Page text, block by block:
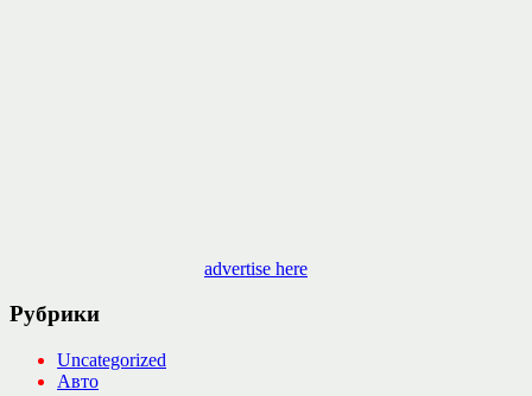
advertise here
Рубрики
Uncategorized
Авто